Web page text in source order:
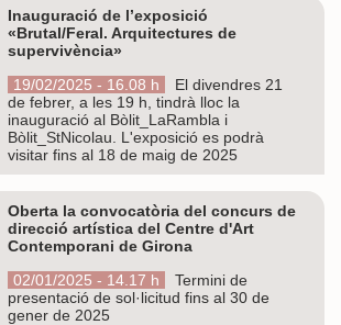
Inauguració de l’exposició
«Brutal/Feral. Arquitectures de
supervivència»
19/02/2025 - 16.08 h
El divendres 21
de febrer, a les 19 h, tindrà lloc la
inauguració al Bòlit_LaRambla i
Bòlit_StNicolau. L'exposició es podrà
visitar fins al 18 de maig de 2025
Oberta la convocatòria del concurs de
direcció artística del Centre d'Art
Contemporani de Girona
02/01/2025 - 14.17 h
Termini de
presentació de sol·licitud fins al 30 de
gener de 2025